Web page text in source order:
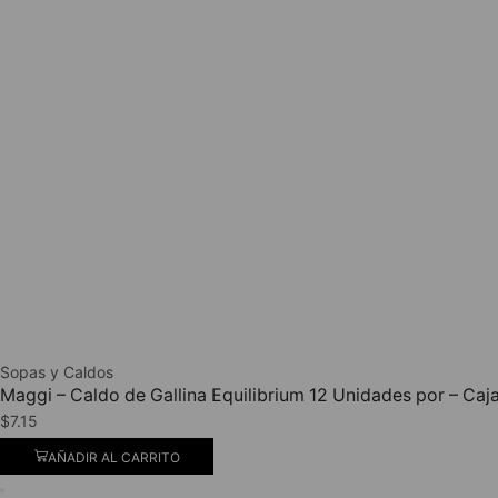
Sopas y Caldos
Maggi – Caldo de Gallina Equilibrium 12 Unidades por –
$7.15
AÑADIR AL CARRITO